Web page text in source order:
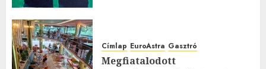
Címlap EuroAstra Gasztró
Megfiatalodott